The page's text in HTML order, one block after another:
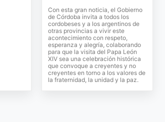
Con esta gran noticia, el Gobierno
de Córdoba invita a todos los
cordobeses y a los argentinos de
otras provincias a vivir este
acontecimiento con respeto,
esperanza y alegría, colaborando
para que la visita del Papa León
XIV sea una celebración histórica
que convoque a creyentes y no
creyentes en torno a los valores de
la fraternidad, la unidad y la paz.